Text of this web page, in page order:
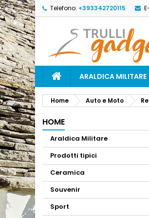
Telefono: +393342720115
ARALDICA MILITARE
Home Auto e Moto
HOME
Araldica Militare
Prodotti tipici
Ceramica
Souvenir
Sport